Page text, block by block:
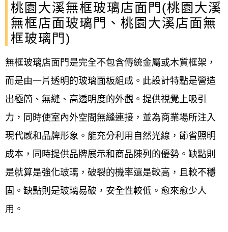
桃園大溪無框玻璃店面門(桃園大溪
無框店面玻璃門、桃園大溪店面無
框玻璃門)
無框玻璃店面門是完全不包含傳統金屬或木質框架，
而是由一片透明的玻璃面板組成。此設計特點是營造
出極簡、無縫、高透明度的外觀。提供視覺上吸引
力，同時使室內外空間無縫連接，並為商業場所注入
現代感和品牌形象。能充分利用自然光線，節省照明
成本，同時提供品牌展示和商品陳列的優勢。缺點則
是就算是強化玻璃，破裂的機率還是較高，且較不穩
固。缺點則是玻璃易破，安全性較低。愈來愈少人
用。